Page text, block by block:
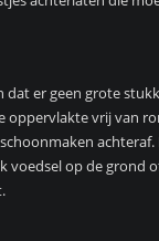
dat er geen grote
oppervlakte vrij van
voedsel op de grond